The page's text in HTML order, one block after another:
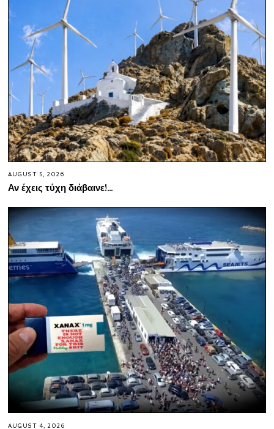
AUGUST 5, 2026
Αν έχεις τύχη διάβαινε!…
AUGUST 4, 2026